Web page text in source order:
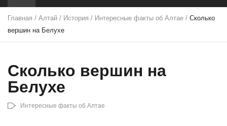
Главная / Алтай / История / Интересные факты об Алтае / Сколько
вершин на Белухе
Сколько вершин на
Белухе
Интересные факты об Алтае